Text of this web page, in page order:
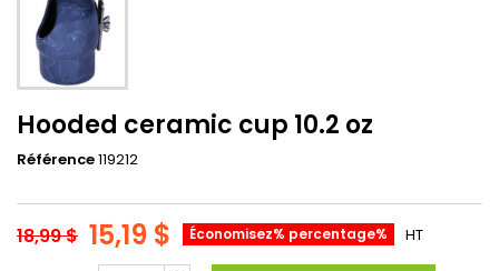
Hooded ceramic cup 10.2 oz
Référence119212
18,99 $ 15,19 $ Économisez% percentage% HT